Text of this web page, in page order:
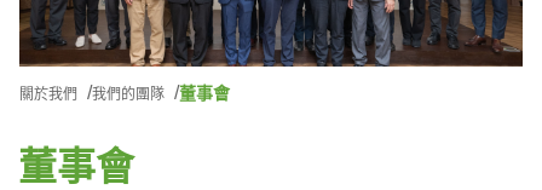
關於我們 我們的團隊 董事會
董事會